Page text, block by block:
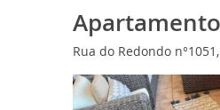
Rua do Redondo